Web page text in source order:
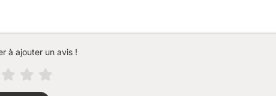
à ajouter un avis !